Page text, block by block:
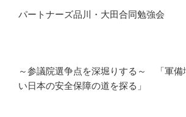
パートナーズ品川・大田合同勉強会
～参議院選争点を深堀りする～ 「軍備
い日本の安全保障の道を探る」